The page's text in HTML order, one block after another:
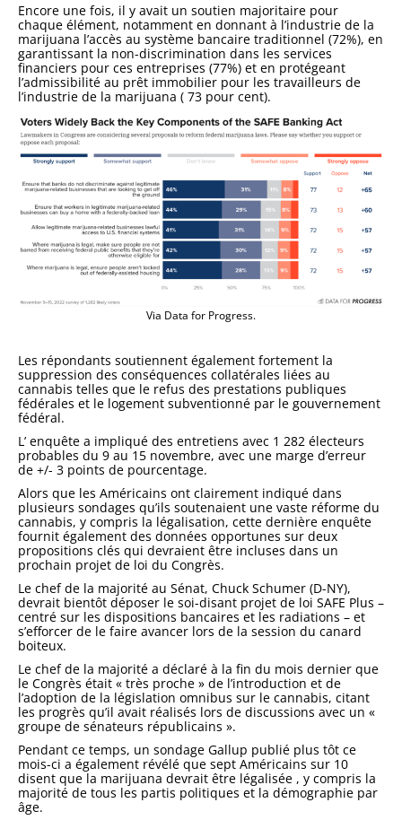
Encore une fois, il y avait un soutien majoritaire pour
chaque élément, notamment en donnant à l’industrie de la
marijuana l’accès au système bancaire traditionnel (72%), en
garantissant la non-discrimination dans les services
financiers pour ces entreprises (77%) et en protégeant
l’admissibilité au prêt immobilier pour les travailleurs de
l’industrie de la marijuana ( 73 pour cent).
Via Data for Progress.
Les répondants soutiennent également fortement la
suppression des conséquences collatérales liées au
cannabis telles que le refus des prestations publiques
fédérales et le logement subventionné par le gouvernement
fédéral.
L’ enquête a impliqué des entretiens avec 1 282 électeurs
probables du 9 au 15 novembre, avec une marge d’erreur
de +/- 3 points de pourcentage.
Alors que les Américains ont clairement indiqué dans
plusieurs sondages qu’ils soutenaient une vaste réforme du
cannabis, y compris la légalisation, cette dernière enquête
fournit également des données opportunes sur deux
propositions clés qui devraient être incluses dans un
prochain projet de loi du Congrès.
Le chef de la majorité au Sénat, Chuck Schumer (D-NY),
devrait bientôt déposer le soi-disant projet de loi SAFE Plus –
centré sur les dispositions bancaires et les radiations – et
s’efforcer de le faire avancer lors de la session du canard
boiteux.
Le chef de la majorité a déclaré à la fin du mois dernier que
le Congrès était « très proche » de l’introduction et de
l’adoption de la législation omnibus sur le cannabis, citant
les progrès qu’il avait réalisés lors de discussions avec un «
groupe de sénateurs républicains ».
Pendant ce temps, un sondage Gallup publié plus tôt ce
mois-ci a également révélé que sept Américains sur 10
disent que la marijuana devrait être légalisée , y compris la
majorité de tous les partis politiques et la démographie par
âge.